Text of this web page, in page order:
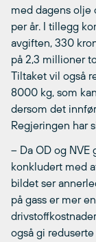
med dagens olje
per år. I tillegg
avgiften, 330
på 2,3 millioner
Tiltaket vil også
8000 kg, som
dersom det
Regjeringen har
– Da OD og
konkludert med
bildet ser
på gass er mer
også gi